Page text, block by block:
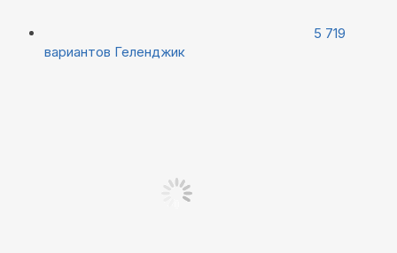
5 719
вариантов Геленджик